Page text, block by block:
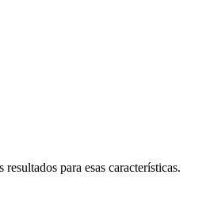
para esas características.